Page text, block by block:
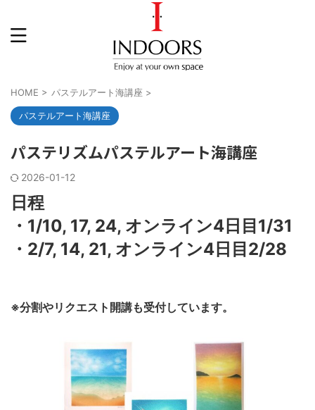
HOME > パステルアート海講座 >
パステルアート海講座
パステリズムパステルアート海講座
2026-01-12
日程
・1/10, 17, 24, オンライン4日目1/31
・2/7, 14, 21, オンライン4日目2/28
※分割やリクエスト開講も受付しています。